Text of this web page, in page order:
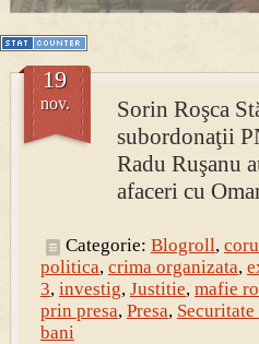
Sorin Roşca
subordonaţii
Radu Ruşanu
afaceri cu
19
nov.
Categorie: Blogroll,
politica, crima organizata,
3, investig, Justitie, mafie
prin presa, Presa,
bani